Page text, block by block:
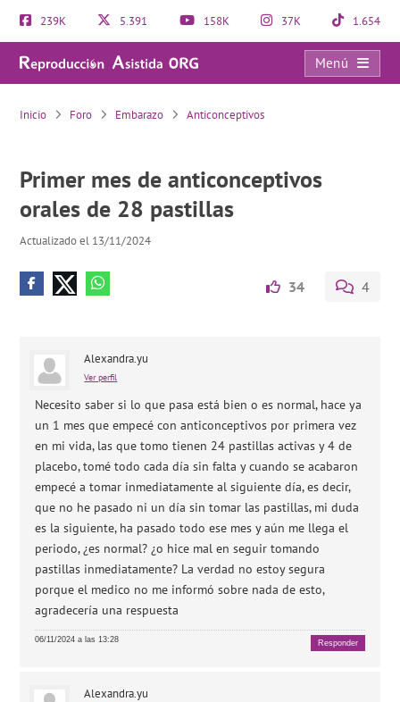
239K 5.391 158K 37K 1.654
Menú
Primer mes de anticonceptivos orales de 28 pastillas
Inicio Foro Embarazo Anticonceptivos
Primer mes de anticonceptivos
orales de 28 pastillas
Actualizado el 13/11/2024
34 4
Alexandra.yu
Ver perfil
Necesito saber si lo que pasa está bien o es normal, hace ya
un 1 mes que empecé con anticonceptivos por primera vez
en mi vida, las que tomo tienen 24 pastillas activas y 4 de
placebo, tomé todo cada día sin falta y cuando se acabaron
empecé a tomar inmediatamente al siguiente día, es decir,
que no he pasado ni un día sin tomar las pastillas, mi duda
es la siguiente, ha pasado todo ese mes y aún me llega el
periodo, ¿es normal? ¿o hice mal en seguir tomando
pastillas inmediatamente? La verdad no estoy segura
porque el medico no me informó sobre nada de esto,
agradecería una respuesta
06/11/2024 a las 13:28 Responder
Alexandra.yu